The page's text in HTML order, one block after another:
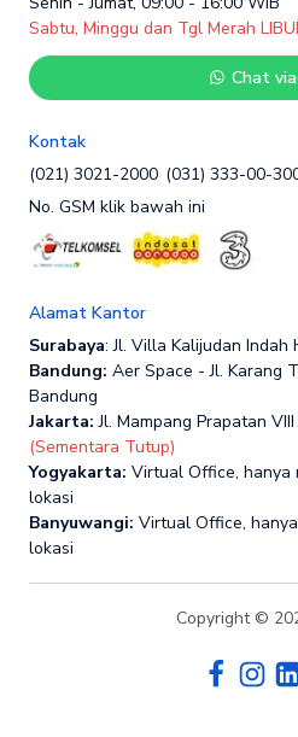
Sabtu, Minggu dan Tgl Merah
Chat
Kontak
(021) 3021-2000 (031) 333-00-
No. GSM klik bawah ini
Alamat Kantor
Surabaya: Jl. Villa Kalijudan Indah
Bandung: Aer Space - Jl. Karang
Bandung
Jakarta: Jl. Mampang Prapatan
(Sementara Tutup)
Yogyakarta: Virtual Office, hanya
lokasi
Banyuwangi: Virtual Office,
lokasi
Copyright ©